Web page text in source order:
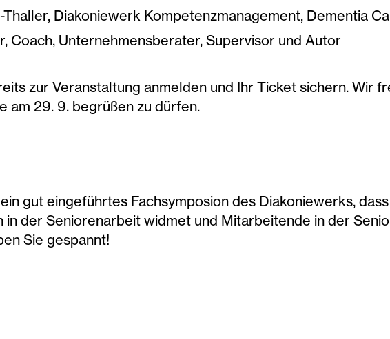
Diakoniewerk Kompetenzmanagement, Dementia
Coach, Unternehmensberater, Supervisor und Autor
zur Veranstaltung anmelden und Ihr Ticket sichern. Wir
am 29. 9. begrüßen zu dürfen.
gut eingeführtes Fachsymposion des Diakoniewerks,
in der Seniorenarbeit widmet und Mitarbeitende in der
Sie gespannt!